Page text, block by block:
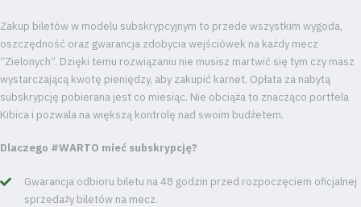
Zakup biletów w modelu subskrypcyjnym to przede wszystkim wygoda,
oszczędność oraz gwarancja zdobycia wejściówek na każdy mecz
“Zielonych”. Dzięki temu rozwiązaniu nie musisz martwić się tym czy masz
wystarczającą kwotę pieniędzy, aby zakupić karnet. Opłata za nabytą
subskrypcję pobierana jest co miesiąc. Nie obciąża to znacząco portfela
Kibica i pozwala na większą kontrolę nad swoim budżetem.
Dlaczego #WARTO mieć subskrypcję?
Gwarancja odbioru biletu na 48 godzin przed rozpoczęciem oficjalnej
sprzedaży biletów na mecz.